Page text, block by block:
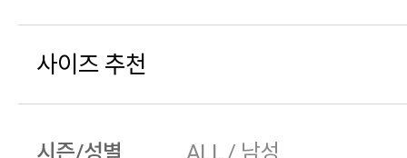
사이즈 추천
시즌/성별
ALL / 남성